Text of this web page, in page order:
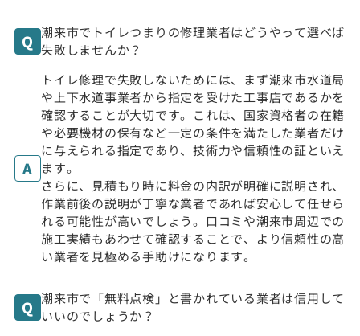
潮来市でトイレつまりの修理業者はどうやって選べば
失敗しませんか？
トイレ修理で失敗しないためには、まず潮来市水道局
や上下水道事業者から指定を受けた工事店であるかを
確認することが大切です。これは、国家資格者の在籍
や必要機材の保有など一定の条件を満たした業者だけ
に与えられる指定であり、技術力や信頼性の証といえ
ます。
さらに、見積もり時に料金の内訳が明確に説明され、
作業前後の説明が丁寧な業者であれば安心して任せら
れる可能性が高いでしょう。口コミや潮来市周辺での
施工実績もあわせて確認することで、より信頼性の高
い業者を見極める手助けになります。
潮来市で「無料点検」と書かれている業者は信用して
いいのでしょうか？